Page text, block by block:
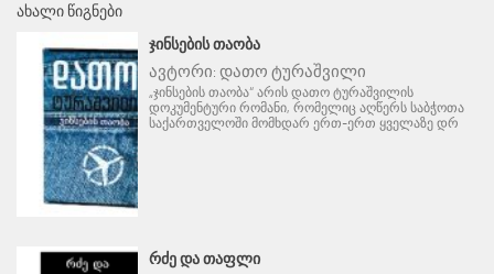
ᲐᲮᲐᲚᲘ ᲬᲘᲒᲜᲔᲑᲘ
ᲯᲘᲜᲡᲔᲑᲘᲡ ᲗᲐᲝᲑᲐ
ავტორი: დათო ტურაშვილი
„ჯინსების თაობა“ არის დათო ტურაშვილის
დოკუმენტური რომანი, რომელიც აღწერს საბჭოთა
საქართველოში მომხდარ ერთ-ერთ ყველაზე დრ
ᲠᲫᲔ ᲓᲐ ᲗᲐᲤᲚᲘ